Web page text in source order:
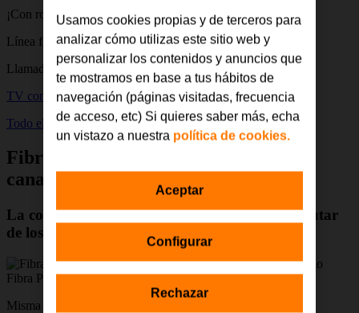
¡Con router Wi-Fi 7!
Línea fijo
Llamadas a fijos y móviles nacionales ilimitadas
TV con más de 90 canales
Todo el cine y series
Fibra Pro 1 Gb y TV con más de 90
canales para tu negocio
La conexión ideal para tu negocio y para disfrutar
de los mejores contenidos de televisión
Fibra Pro hasta 1 Gb simétrica
Misma velocidad de subida que de bajada.
Usamos cookies propias y de terceros para
analizar cómo utilizas este sitio web y
personalizar los contenidos y anuncios que
te mostramos en base a tus hábitos de
navegación (páginas visitadas, frecuencia
de acceso, etc) Si quieres saber más, echa
un vistazo a nuestra política de cookies.
Configurar
Rechazar
Aceptar